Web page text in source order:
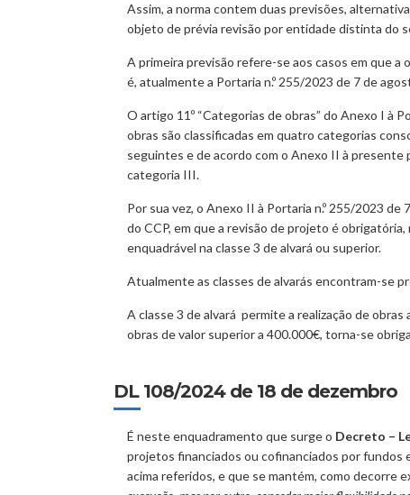
Assim, a norma contem duas previsões,
objeto de prévia revisão por entidade distinta do
A primeira previsão refere-se aos casos em que a
é, atualmente a Portaria n.º 255/2023 de 7 de
O artigo 11º “Categorias de obras” do Anexo I à
obras são classificadas em quatro categorias
seguintes e de acordo com o Anexo II à presente
categoria III.
Por sua vez, o Anexo II à Portaria n.º 255/2023
do CCP, em que a revisão de projeto é
enquadrável na classe 3 de alvará ou superior.
Atualmente as classes de alvarás encontram-se
A classe 3 de alvará permite a realização de
obras de valor superior a 400.000€, torna-se
DL 108/2024 de 18 de dezembro
É neste enquadramento que surge o Decreto –
projetos financiados ou cofinanciados por fundos
acima referidos, e que se mantém, como decorre